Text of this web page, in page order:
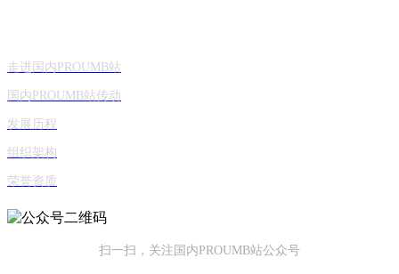
走进国内PROUMB站
国内PROUMB站传动
发展历程
组织架构
荣誉资质
扫一扫，关注国内PROUMB站公众号